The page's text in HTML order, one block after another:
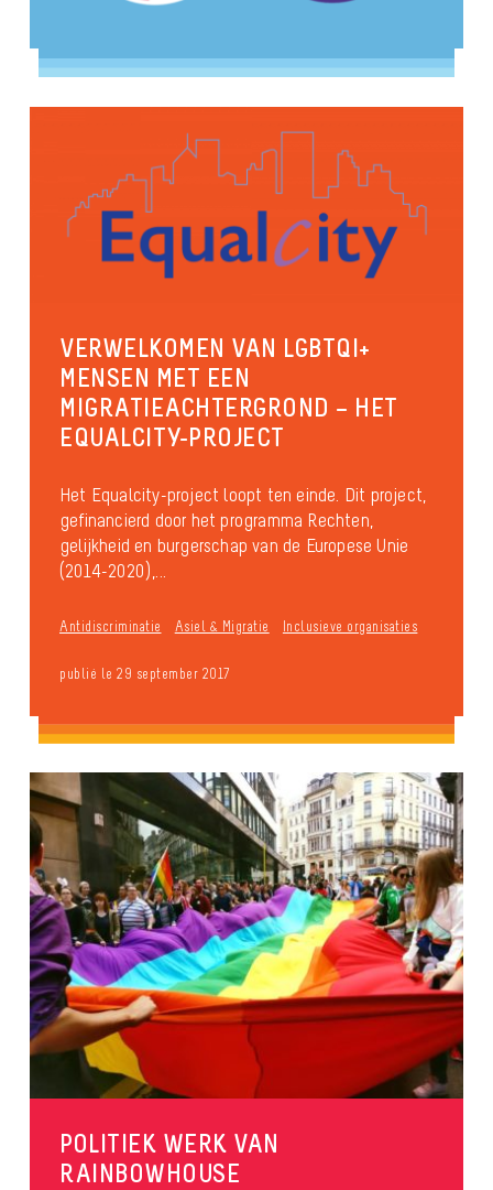
VERWELKOMEN VAN LGBTQI+
MENSEN MET EEN
MIGRATIEACHTERGROND – HET
EQUALCITY-PROJECT
Het Equalcity-project loopt ten einde. Dit project,
gefinancierd door het programma Rechten,
gelijkheid en burgerschap van de Europese Unie
(2014-2020),...
Antidiscriminatie Asiel & Migratie Inclusieve organisaties
publié le 29 september 2017
POLITIEK WERK VAN
RAINBOWHOUSE